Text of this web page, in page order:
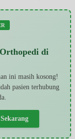
di
ini masih kosong!
pasien terhubung